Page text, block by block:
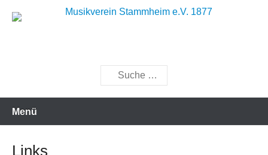
Inhalt
Suchen
Menü
Links